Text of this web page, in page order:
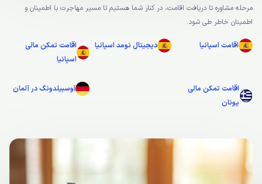
مرحله مشاوره تا دریافت اقامت، در کنار شما هستیم تا مسیر مهاجرت با اطمینان و
اطمینان خاطر طی شود.
اقامت اسپانیا دیجیتال نومد اسپانیا
اقامت تمکن مالی
اسپانیا
اقامت تمکن مالی
یونان
آوسبیلدونگ در آلمان